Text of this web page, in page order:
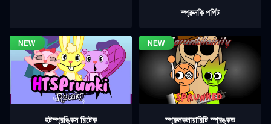
স্প্রুনকি পপিট
হটস্প্রঙ্কিস রিটেক স্প্রুনকলায়ারিটি স্প্রঙ্কড